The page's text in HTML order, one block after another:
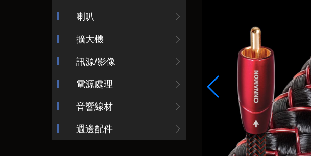
喇叭
擴大機
訊源/影像
電源處理
音響線材
週邊配件